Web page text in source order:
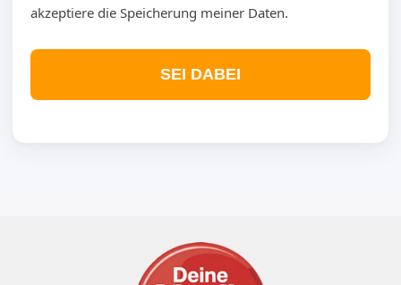
akzeptiere die Speicherung meiner Daten.
SEI DABEI